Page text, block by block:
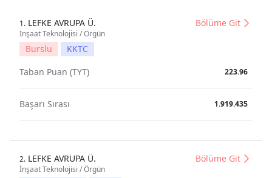
1. LEFKE AVRUPA Ü.
İnşaat Teknolojisi / Örgün
Bölüme Git
Burslu
KKTC
Taban Puan (TYT)
223.96
Başarı Sırası 1.919.435
2. LEFKE AVRUPA Ü.
İnşaat Teknolojisi / Örgün
Bölüme Git